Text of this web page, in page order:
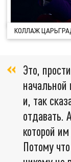
КОЛЛАЖ
Это,
и, так
отдавать.
которой
Потому